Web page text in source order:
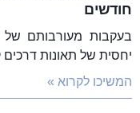
חודשים
בעקבות מעורבותם של
יחסית של תאונות
המשיכו לקרוא »